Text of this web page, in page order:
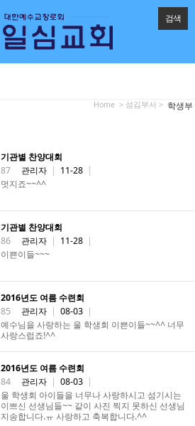
검색
학생부
> 섬김부서 >
Home
기관별 찬양대회
87
관리자 | 11-28 |
멋지죠~~^^
기관별 찬양대회
86
관리자 | 11-28 |
이쁜이들~~~
2016년도 여름 수련회
85
관리자 | 08-03 |
예수님을 사랑하는 울 학생회 이쁜이들~~^^ 너무
사랑스럽죠!^^
2016년도 여름 수련회
84
관리자 | 08-03 |
울 학생회 아이들을 너무나 사랑하시고 섬기시는
이쁘신 선생님들~~ 같이 사진 찍지 못하신 선생님
지송합니다.ㅠ 사랑하고 축복합니다.^^